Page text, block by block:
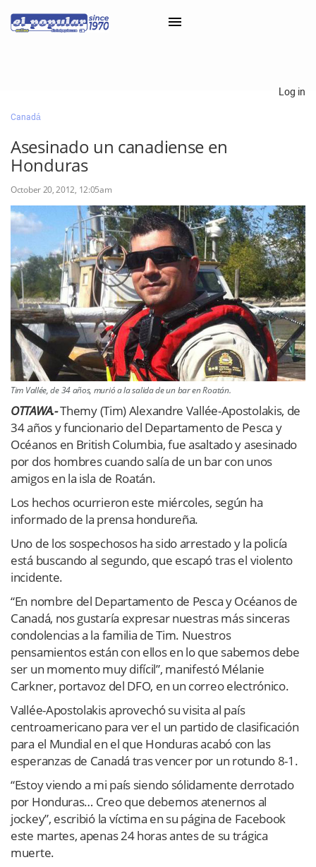
Classifieds
Categorías
×
Log in
Canadá
Asesinado un canadiense en
Honduras
October 20, 2012, 12:05am
Tim Vallée, de 34 años, murió a la salida de un bar en Roatán.
OTTAWA.-Themy (Tim) Alexandre Vallée-Apostolakis, de
34 años y funcionario del Departamento de Pesca y
Océanos en British Columbia, fue asaltado y asesinado
por dos hombres cuando salía de un bar con unos
amigos en la isla de Roatán.
Los hechos ocurrieron este miércoles, según ha
informado de la prensa hondureña.
Uno de los sospechosos ha sido arrestado y la policía
está buscando al segundo, que escapó tras el violento
incidente.
“En nombre del Departamento de Pesca y Océanos de
Canadá, nos gustaría expresar nuestras más sinceras
condolencias a la familia de Tim. Nuestros
pensamientos están con ellos en lo que sabemos debe
ser un momento muy difícil”, manifestó Mélanie
Carkner, portavoz del DFO, en un correo electrónico.
Vallée-Apostolakis aprovechó su visita al país
centroamericano para ver el un partido de clasificación
para el Mundial en el que Honduras acabó con las
esperanzas de Canadá tras vencer por un rotundo 8-1.
“Estoy viendo a mi país siendo sólidamente derrotado
por Honduras… Creo que debemos atenernos al
jockey”, escribió la víctima en su página de Facebook
este martes, apenas 24 horas antes de su trágica
muerte.